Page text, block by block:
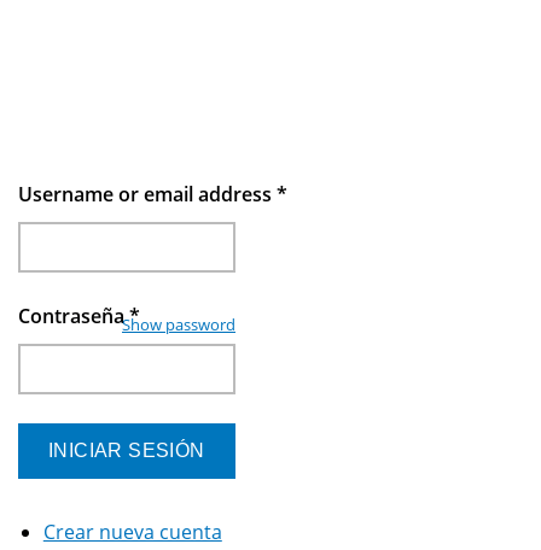
Username or email address *
Contraseña*
Show password
Crear nueva cuenta